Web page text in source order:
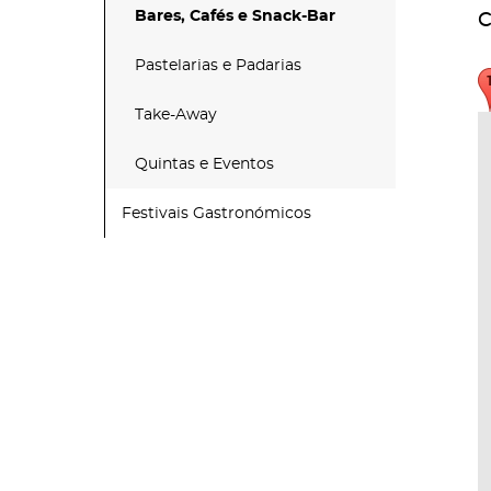
Bares, Cafés e Snack-Bar
Pastelarias e Padarias
Take-Away
Quintas e Eventos
Festivais Gastronómicos